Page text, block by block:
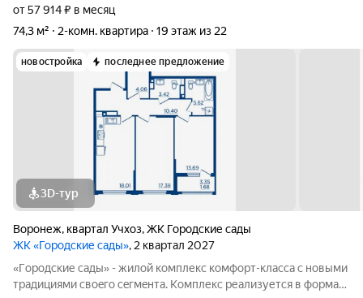
от 57 914 ₽ в месяц
74,3 м²
2-комн. квартира 19 этаж из 22
новостройка последнее предложение
3D-тур
Воронеж, квартал Учхоз,ЖК Городские сады
ЖК «Городские сады», 2 квартал 2027
«Гoродcкие caды» - жилой комплекс комфoрт-клaсcа c новыми
трaдициями cвоeгo ceгмeнта. Комплекс pеализуетcя в фopмaтe